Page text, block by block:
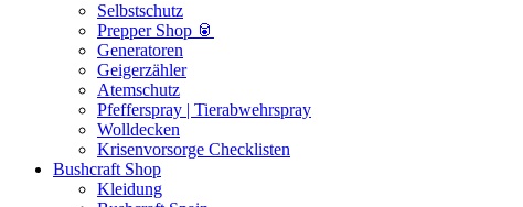
Selbstschutz
Prepper Shop 🥫
Generatoren
Geigerzähler
Atemschutz
Pfefferspray | Tierabwehrspray
Wolldecken
Krisenvorsorge Checklisten
Bushcraft Shop
Kleidung